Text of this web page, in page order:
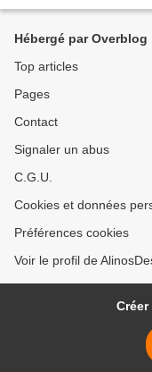
Hébergé par Overblog
Top articles
Pages
Contact
Signaler un abus
C.G.U.
Cookies et données
Préférences cookies
Voir le profil de